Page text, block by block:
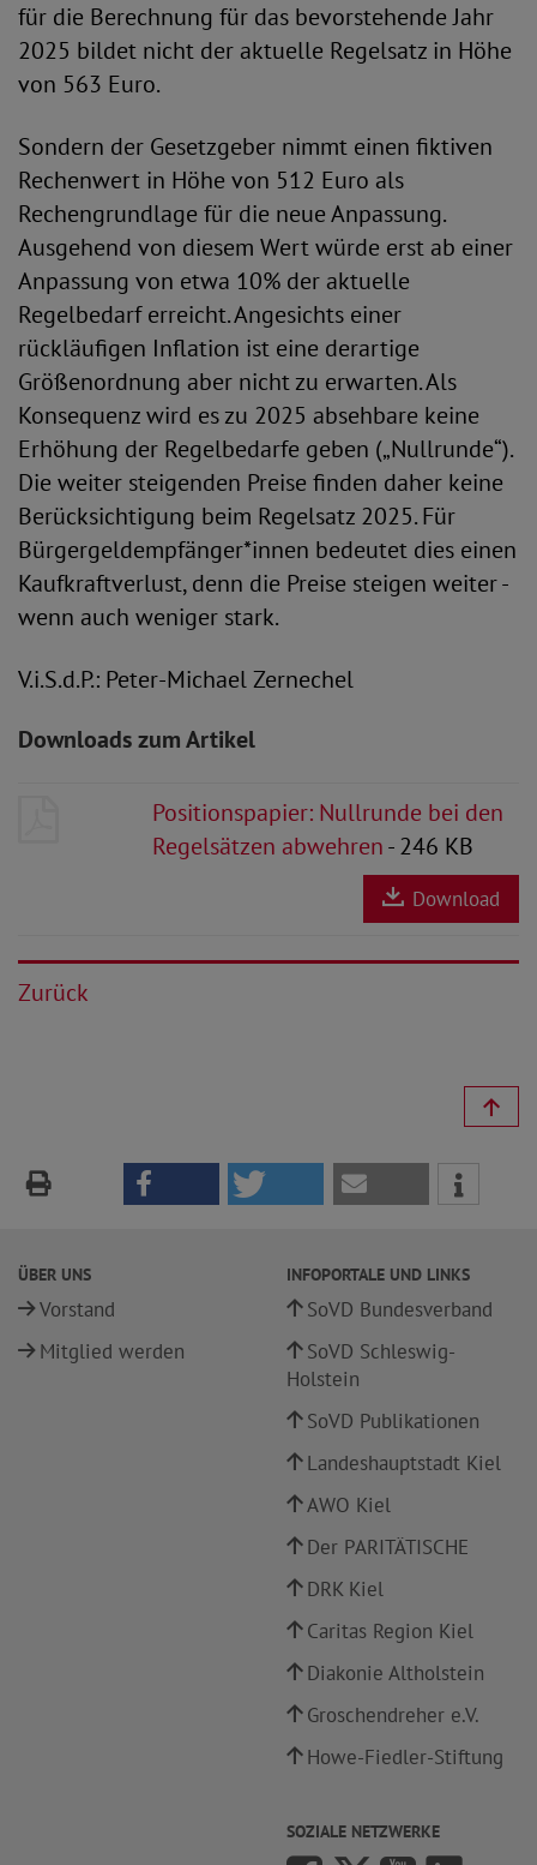
für die Berechnung für das bevorstehende Jahr
2025 bildet nicht der aktuelle Regelsatz in Höhe
von 563 Euro.
Sondern der Gesetzgeber nimmt einen fiktiven
Rechenwert in Höhe von 512 Euro als
Rechengrundlage für die neue Anpassung.
Ausgehend von diesem Wert würde erst ab einer
Anpassung von etwa 10% der aktuelle
Regelbedarf erreicht. Angesichts einer
rückläufigen Inflation ist eine derartige
Größenordnung aber nicht zu erwarten. Als
Konsequenz wird es zu 2025 absehbare keine
Erhöhung der Regelbedarfe geben („Nullrunde“).
Die weiter steigenden Preise finden daher keine
Berücksichtigung beim Regelsatz 2025. Für
Bürgergeldempfänger*innen bedeutet dies einen
Kaufkraftverlust, denn die Preise steigen weiter -
wenn auch weniger stark.
V.i.S.d.P.: Peter-Michael Zernechel
Downloads zum Artikel
Positionspapier: Nullrunde bei den
Regelsätzen abwehren- 246 KB
Download
Zurück
ÜBER UNS
Vorstand
Mitglied werden
INFOPORTALE UND LINKS
SoVD Bundesverband
SoVD Schleswig-
Holstein
SoVD Publikationen
Landeshauptstadt Kiel
AWO Kiel
Der PARITÄTISCHE
DRK Kiel
Caritas Region Kiel
Diakonie Altholstein
Groschendreher e.V.
Howe-Fiedler-Stiftung
SOZIALE NETZWERKE